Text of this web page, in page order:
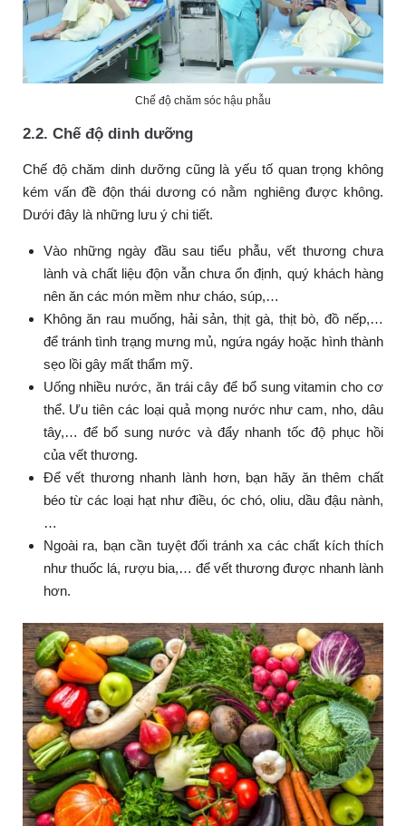
Chế độ chăm sóc hậu phẫu
2.2. Chế độ dinh dưỡng
Chế độ chăm dinh dưỡng cũng là yếu tố quan trọng không
kém vấn đề độn thái dương có nằm nghiêng được không.
Dưới đây là những lưu ý chi tiết.
Vào những ngày đầu sau tiểu phẫu, vết thương chưa
lành và chất liệu độn vẫn chưa ổn định, quý khách hàng
nên ăn các món mềm như cháo, súp,…
Không ăn rau muống, hải sản, thịt gà, thịt bò, đồ nếp,…
để tránh tình trạng mưng mủ, ngứa ngáy hoặc hình thành
sẹo lồi gây mất thẩm mỹ.
Uống nhiều nước, ăn trái cây để bổ sung vitamin cho cơ
thể. Ưu tiên các loại quả mọng nước như cam, nho, dâu
tây,… để bổ sung nước và đẩy nhanh tốc độ phục hồi
của vết thương.
Để vết thương nhanh lành hơn, bạn hãy ăn thêm chất
béo từ các loại hạt như điều, óc chó, oliu, dầu đậu nành,
…
Ngoài ra, bạn cần tuyệt đối tránh xa các chất kích thích
như thuốc lá, rượu bia,… để vết thương được nhanh lành
hơn.